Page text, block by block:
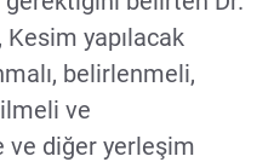
Kesim yapılacak
belirlenmeli,
ve
ve diğer yerleşim